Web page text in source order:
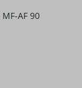
AF 90